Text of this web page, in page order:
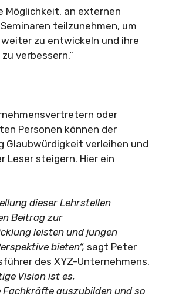
Möglichkeit, an externen
teilzunehmen, um
zu entwickeln und ihre
verbessern.“
oder
Personen können der
Glaubwürdigkeit verleihen und
Leser steigern. Hier ein
dieser Lehrstellen
Beitrag zur
leisten und jungen
bieten“, sagt Peter
des XYZ-Unternehmens.
Vision ist es,
auszubilden und so